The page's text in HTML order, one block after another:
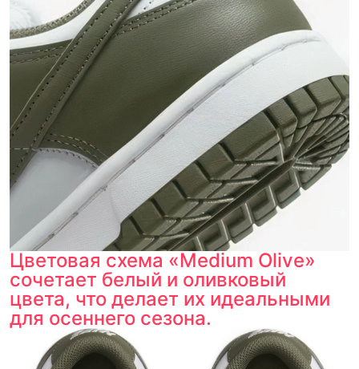
Цветовая схема «Medium Olive»
сочетает белый и оливковый
цвета, что делает их идеальными
для осеннего сезона.